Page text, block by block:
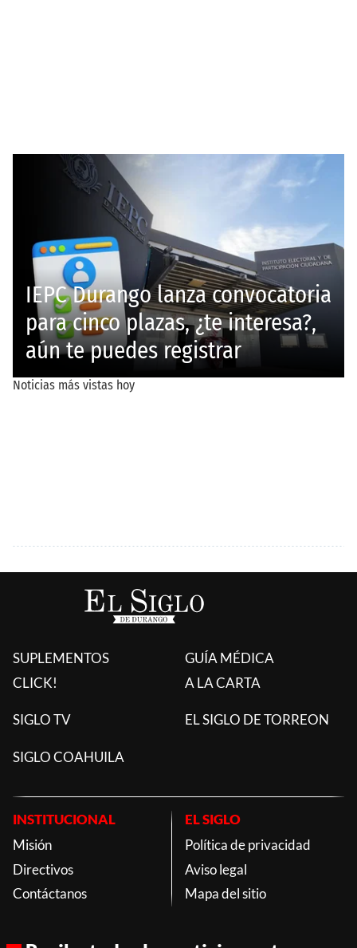
SUPLEMENTOS
CLICK!
GUÍA MÉDICA
A LA CARTA
SIGLO TV EL SIGLO DE TORREON
SIGLO COAHUILA
INSTITUCIONAL
Misión
Directivos
Contáctanos
EL SIGLO
Política de privacidad
Aviso legal
Mapa del sitio